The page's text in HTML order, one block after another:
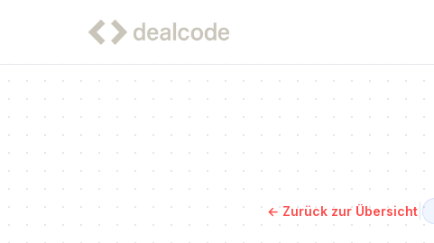
←Zurück zur Übersicht